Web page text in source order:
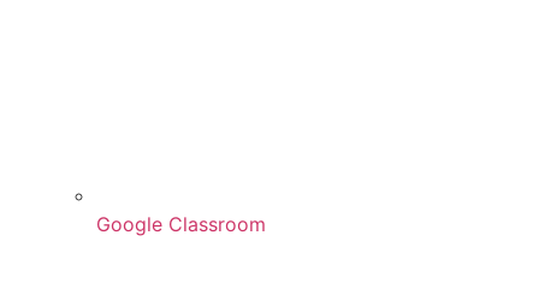
Google Classroom